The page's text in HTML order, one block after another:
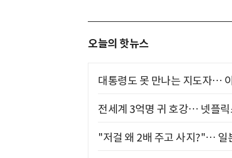
오늘의 핫뉴스
대통령도 못 만나는 지도자…
전세계 3억명 귀 호강… 넷플릭
"저걸 왜 2배 주고 사지?"… 일